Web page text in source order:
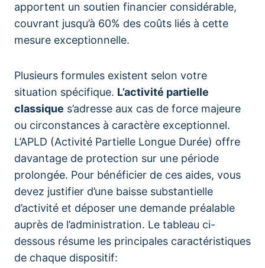
apportent un soutien financier considérable,
couvrant jusqu’à 60% des coûts liés à cette
mesure exceptionnelle.
Plusieurs formules existent selon votre
situation spécifique. L’activité partielle
classique s’adresse aux cas de force majeure
ou circonstances à caractère exceptionnel.
L’APLD (Activité Partielle Longue Durée) offre
davantage de protection sur une période
prolongée. Pour bénéficier de ces aides, vous
devez justifier d’une baisse substantielle
d’activité et déposer une demande préalable
auprès de l’administration. Le tableau ci-
dessous résume les principales caractéristiques
de chaque dispositif: